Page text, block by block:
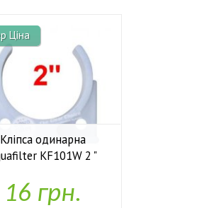
Ціна
Кліпса одинарна
KF101W 2 "
У наявності
16 грн.